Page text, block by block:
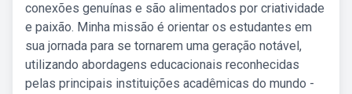
conexões genuínas e são alimentados por criatividade
e paixão. Minha missão é orientar os estudantes em
sua jornada para se tornarem uma geração notável,
utilizando abordagens educacionais reconhecidas
pelas principais instituições acadêmicas do mundo -